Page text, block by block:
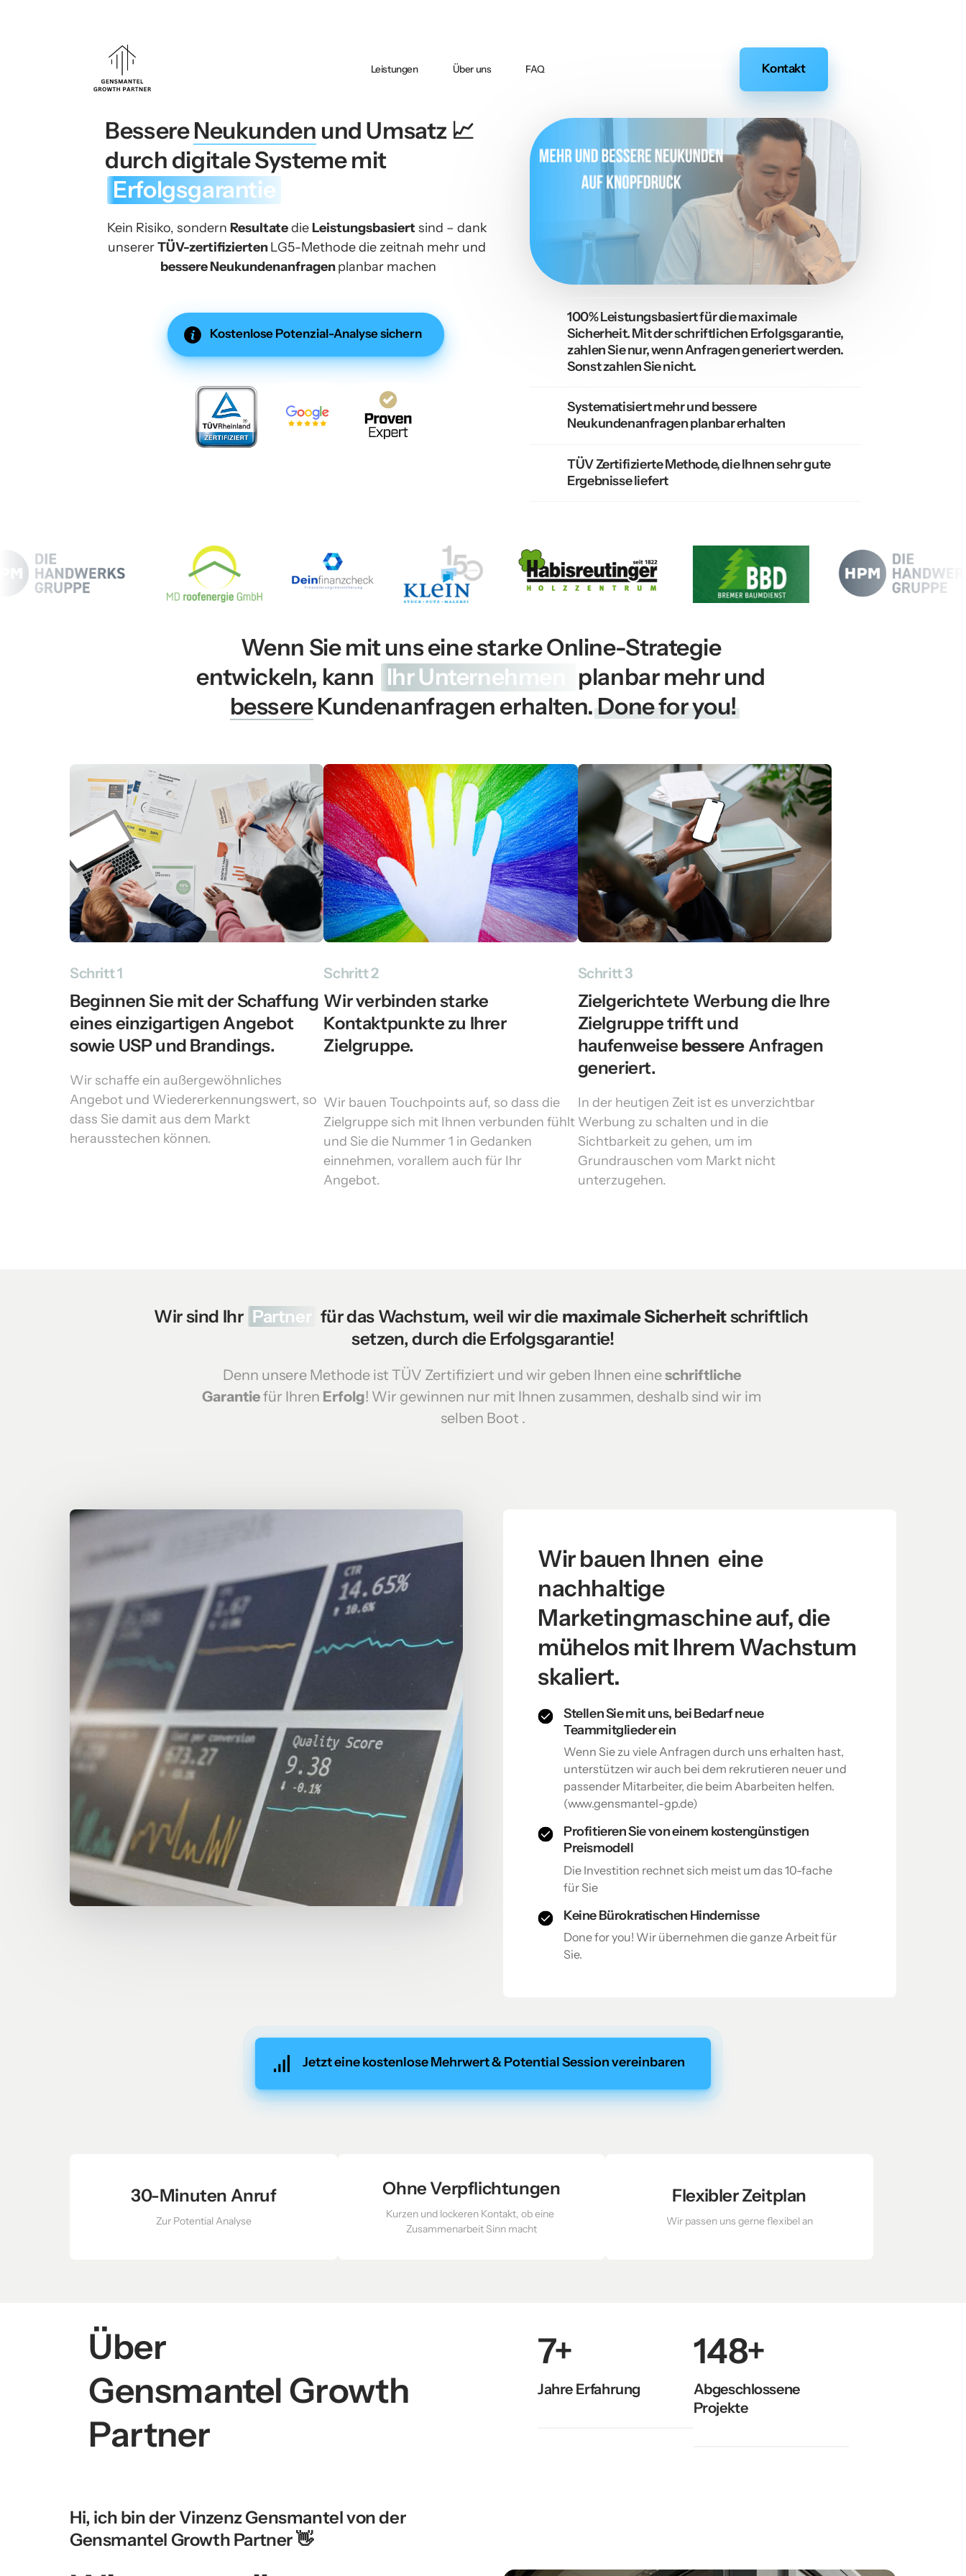
Leistungen Über uns FAQ Kontakt
Bessere Neukunden und Umsatz 📈
durch digitale Systeme mit
Erfolgsgarantie
Kein Risiko, sondern Resultate die Leistungsbasiert sind – dank
unserer TÜV-zertifizierten
bessere Neukundenanfragen planbar machen
Kostenlose Potenzial-Analyse sichern
100% Leistungsbasiert für die maximale
Sicherheit. Mit der schriftlichen Erfolgsgarantie,
zahlen Sie nur, wenn Anfragen generiert werden.
Sonst zahlen Sie nicht.
Systematisiert mehr und bessere
Neukundenanfragen planbar erhalten
TÜV Zertifizierte Methode, die Ihnen sehr gute
Ergebnisse liefert
Wenn Sie mit uns eine starke Online-Strategie
entwickeln, kann Ihr Unternehmen
bessere Kundenanfragen erhalten. Done for you!
Schritt 1
Beginnen Sie mit der Schaffung
eines einzigartigen Angebot
Wir schaffe ein außergewöhnliches
Angebot und Wiedererkennungswert, so
dass Sie damit aus dem Markt
herausstechen können.
Schritt 2
Wir verbinden starke
Kontaktpunkte zu Ihrer
Zielgruppe.
Wir bauen Touchpoints auf, so dass die
Zielgruppe sich mit Ihnen verbunden fühlt
und Sie die Nummer 1 in Gedanken
einnehmen, vorallem auch für Ihr
Angebot.
Schritt 3
Zielgerichtete Werbung die Ihre
Zielgruppe trifft und
haufenweise bessere Anfragen
generiert.
In der heutigen Zeit ist es unverzichtbar
Werbung zu schalten und in die
Sichtbarkeit zu gehen, um im
Grundrauschen vom Markt nicht
unterzugehen.
Wir sind Ihr Partner für das Wachstum, weil wir die maximale Sicherheit schriftlich
setzen, durch die Erfolgsgarantie!
Denn unsere Methode ist TÜV Zertifiziert und wir geben Ihnen eine schriftliche
Garantie für Ihren Erfolg! Wir gewinnen nur mit Ihnen zusammen, deshalb sind wir im
selben Boot .
Wir bauen Ihnen  eine
nachhaltige
Marketingmaschine auf, die
mühelos mit Ihrem Wachstum
skaliert.
Stellen Sie mit uns, bei Bedarf neue
Teammitglieder ein
Wenn Sie zu viele Anfragen durch uns erhalten hast,
unterstützen wir auch bei dem rekrutieren neuer und
passender Mitarbeiter, die beim Abarbeiten helfen.
(www.gensmantel-gp.de)
Profitieren Sie von einem kostengünstigen
Preismodell
Die Investition rechnet sich meist um das 10-fache
für Sie
Keine Bürokratischen Hindernisse
Done for you! Wir übernehmen die ganze Arbeit für
Sie.
Jetzt eine kostenlose Mehrwert & Potential Session vereinbaren
30-Minuten Anruf
Zur Potential Analyse
Ohne Verpflichtungen
Kurzen und lockeren Kontakt, ob eine
Zusammenarbeit Sinn macht
Flexibler Zeitplan
Wir passen uns gerne flexibel an
Über
Gensmantel Growth
Partner
7+
Jahre Erfahrung
148+
Abgeschlossene
Projekte
Hi, ich bin der Vinzenz Gensmantel von der
Gensmantel Growth Partner 👋